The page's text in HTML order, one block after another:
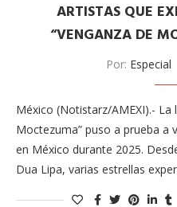
ARTISTAS QUE
“VENGANZA DE
Por: Especial
México (Notistarz/AMEXI).- La
Moctezuma” puso a prueba a
en México durante 2025.
Dua Lipa, varias estrellas